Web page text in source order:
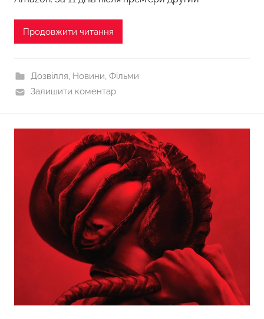
Продовжити читання
Дозвілля, Новини, Фільми
Залишити коментар